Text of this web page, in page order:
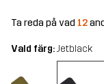
Ta reda på vad 12
Vald färg:Jetblack